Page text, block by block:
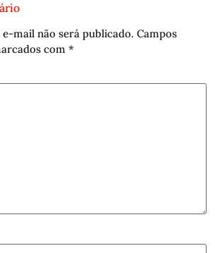
mail não será publicado. Campos
com *